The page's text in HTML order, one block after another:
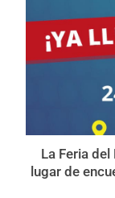
La Feria
lugar de